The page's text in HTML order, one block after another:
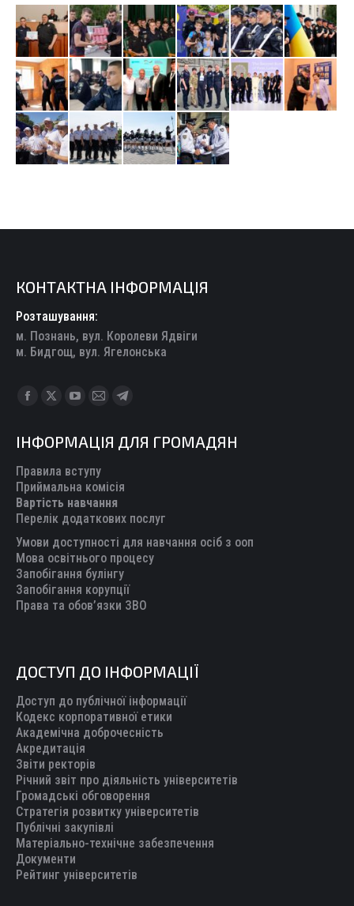
КОНТАКТНА ІНФОРМАЦІЯ
Розташування:
м. Познань, вул. Королеви Ядвіги
м. Бидгощ, вул. Ягелонська
Find us on:
Facebook
opens
in
new
window
X
opens
in
new
window
YouTube
opens
in
new
window
Mail
opens
in
new
window
Telegram
opens
new
ІНФОРМАЦІЯ ДЛЯ ГРОМАДЯН
Правила вступу
Приймальна комісія
Вартість навчання
Перелік додаткових послуг
Умови доступності для навчання осіб з ооп
Мова освітнього процесу
Запобігання булінгу
Запобігання корупції
Права та обов’язки ЗВО
ДОСТУП ДО ІНФОРМАЦІЇ
Доступ до публічної інформації
Кодекс корпоративної етики
Академічна доброчесність
Акредитація
Звіти ректорів
Річний звіт про діяльність університетів
Громадські обговорення
Стратегія розвитку університетів
Публічні закупівлі
Матеріально-технічне забезпечення
Документи
Рейтинг університетів